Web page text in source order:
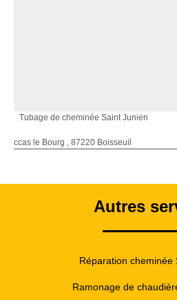
Tubage de cheminée Saint Junien
ccas le Bourg , 87220 Boisseuil
Autres
Réparation cheminée
Ramonage de